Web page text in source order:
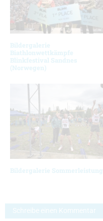
Bildergalerie
Biathlonwettkämpfe
Blinkfestival Sandnes
(Norwegen)
Bildergalerie
Schreibe einen Kommentar